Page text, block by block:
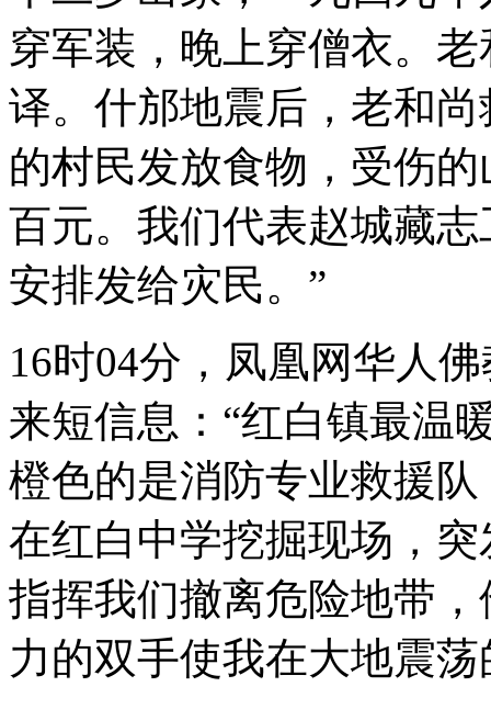
穿军装，晚上穿僧衣。
译。什邡地震后，老和
的村民发放食物，受伤
百元。我们代表赵城藏
安排发给灾民。”
16时04分，凤凰网华人
来短信息：“红白镇最温
橙色的是消防专业救援
在红白中学挖掘现场，突
指挥我们撤离危险地带
力的双手使我在大地震